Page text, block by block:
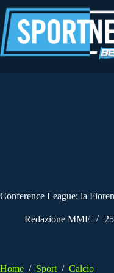
al
contenuto
Conference League: la
Redazione MME
Home / Sport / Calcio